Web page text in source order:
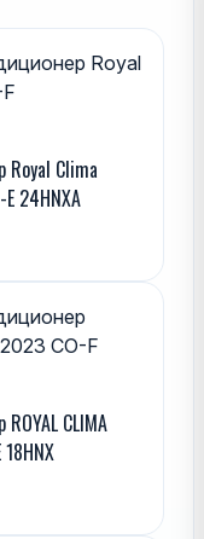
Royal Clima
E 24HNXA
CLIMA
18HNX